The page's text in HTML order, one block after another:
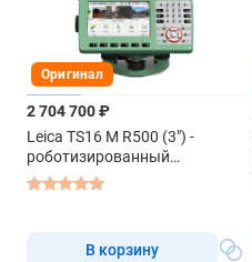
Оригинал
2 704 700 ₽
Leica TS16 M R500 (3") -
роботизированный
тахеометр
В корзину